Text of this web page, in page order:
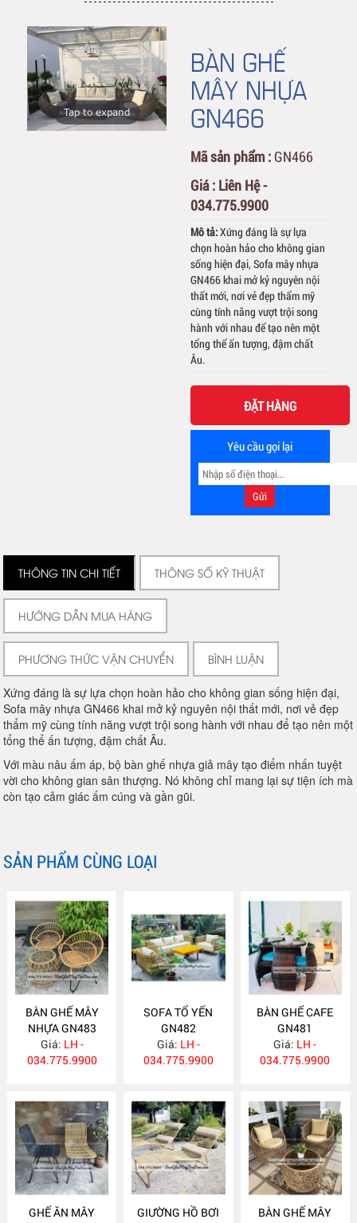
Tap to expand
BÀN GHẾ
MÂY NHỰA
GN466
Mã sản phẩm : GN466
Giá : Liên Hệ -
034.775.9900
Mô tả:Xứng đáng là sự lựa
chọn hoàn hảo cho không gian
sống hiện đại, Sofa mây nhựa
GN466 khai mở kỷ nguyên nội
thất mới, nơi vẻ đẹp thẩm mỹ
cùng tính năng vượt trội song
hành với nhau để tạo nên một
tổng thể ấn tượng, đậm chất
Âu.
ĐẶT HÀNG
Yêu cầu gọi lại
THÔNG TIN CHI TIẾT THÔNG SỐ KỸ THUẬT
HƯỚNG DẪN MUA HÀNG
PHƯƠNG THỨC VẬN CHUYỂN BÌNH LUẬN
Xứng đáng là sự lựa chọn hoàn hảo cho không gian sống hiện đại,
Sofa mây nhựa GN466 khai mở kỷ nguyên nội thất mới, nơi vẻ đẹp
thẩm mỹ cùng tính năng vượt trội song hành với nhau để tạo nên một
tổng thể ấn tượng, đậm chất Âu.
Với màu nâu ấm áp, bộ bàn ghế nhựa giả mây tạo điểm nhấn tuyệt
vời cho không gian sân thượng. Nó không chỉ mang lại sự tiện ích mà
còn tạo cảm giác ấm cúng và gần gũi.
SẢN PHẨM CÙNG LOẠI
BÀN GHẾ MÂY
NHỰA GN483
Giá: LH -
034.775.9900
SOFA TỔ YẾN
GN482
Giá: LH -
034.775.9900
BÀN GHẾ CAFE
GN481
Giá: LH -
034.775.9900
GHẾ ĂN MÂY
GIƯỜNG HỒ BƠI
BÀN GHẾ MÂY